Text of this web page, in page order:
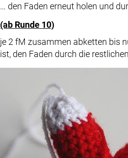
… den Faden erneut holen und
(ab Runde 10)
je 2 fM zusammen abketten bis
ist, den Faden durch die